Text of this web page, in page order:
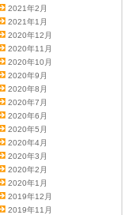
2021年2月
2021年1月
2020年12月
2020年11月
2020年10月
2020年9月
2020年8月
2020年7月
2020年6月
2020年5月
2020年4月
2020年3月
2020年2月
2020年1月
2019年12月
2019年11月